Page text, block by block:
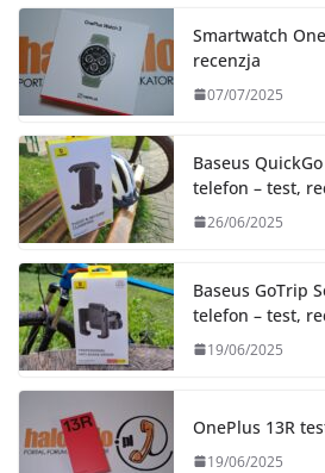
Smartwatch
recenzja
07/07/2025
Baseus
telefon – test,
26/06/2025
Baseus GoTrip
telefon – test,
19/06/2025
OnePlus 13R
19/06/2025